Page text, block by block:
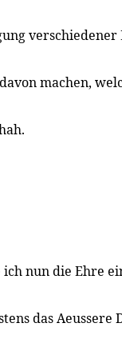
machen,
nun die Ehre
das